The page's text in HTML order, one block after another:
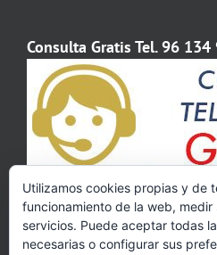
Consulta Gratis Tel. 96
Utilizamos cookies propias y de
funcionamiento de la web, medir
servicios. Puede aceptar todas
necesarias o configurar sus